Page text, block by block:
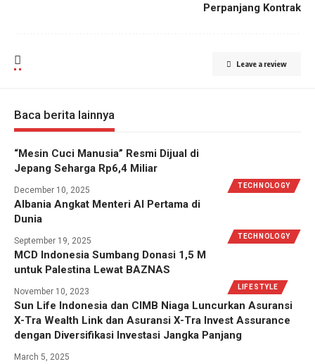
Perpanjang Kontrak
Leave a review
Baca berita lainnya
TECHNOLOGY
“Mesin Cuci Manusia” Resmi Dijual di
Jepang Seharga Rp6,4 Miliar
December 10, 2025
TECHNOLOGY
Albania Angkat Menteri AI Pertama di
Dunia
September 19, 2025
LIFESTYLE
MCD Indonesia Sumbang Donasi 1,5 M
untuk Palestina Lewat BAZNAS
November 10, 2023
Sun Life Indonesia dan CIMB Niaga Luncurkan Asuransi
X-Tra Wealth Link dan Asuransi X-Tra Invest Assurance
dengan Diversifikasi Investasi Jangka Panjang
March 5, 2025